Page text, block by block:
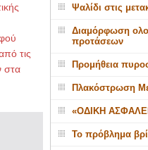
τις
στα
Ψαλίδι στις
Διαμόρφωση
προτάσεων
Προμήθεια
Πλακόστρωση
«ΟΔΙΚΗ
Το πρόβλημα